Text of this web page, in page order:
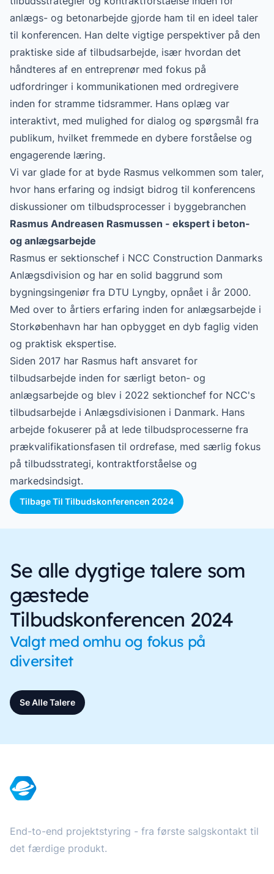
anlægs- og betonarbejde gjorde ham til en ideel taler
til konferencen. Han delte vigtige perspektiver på den
praktiske side af tilbudsarbejde, især hvordan det
håndteres af en entreprenør med fokus på
udfordringer i kommunikationen med ordregivere
inden for stramme tidsrammer. Hans oplæg var
interaktivt, med mulighed for dialog og spørgsmål fra
publikum, hvilket fremmede en dybere forståelse og
engagerende læring.
Vi var glade for at byde Rasmus velkommen som taler,
hvor hans erfaring og indsigt bidrog til konferencens
diskussioner om tilbudsprocesser i byggebranchen
Rasmus Andreasen Rasmussen - ekspert i beton-
og anlægsarbejde
Rasmus er sektionschef i NCC Construction Danmarks
Anlægsdivision og har en solid baggrund som
bygningsingeniør fra DTU Lyngby, opnået i år 2000.
Med over to årtiers erfaring inden for anlægsarbejde i
Storkøbenhavn har han opbygget en dyb faglig viden
og praktisk ekspertise.
Siden 2017 har Rasmus haft ansvaret for
tilbudsarbejde inden for særligt beton- og
anlægsarbejde og blev i 2022 sektionchef for NCC's
tilbudsarbejde i Anlægsdivisionen i Danmark. Hans
arbejde fokuserer på at lede tilbudsprocesserne fra
prækvalifikationsfasen til ordrefase, med særlig fokus
på tilbudsstrategi, kontraktforståelse og
markedsindsigt.
Tilbage Til Tilbudskonferencen 2024
Se alle dygtige talere som
gæstede
Tilbudskonferencen 2024
Valgt med omhu og fokus på
diversitet
Se Alle Talere
End-to-end projektstyring - fra første salgskontakt til
det færdige produkt.